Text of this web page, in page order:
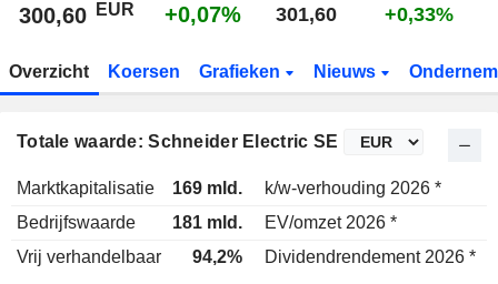
300,60 EUR +0,07% 301,60 +0,33%
Overzicht Koersen Grafieken Nieuws
Totale waarde: Schneider Electric SE
Marktkapitalisatie 169 mld. k/w-verhouding 2026 *
Bedrijfswaarde
181 mld. EV/omzet 2026 *
Vrij verhandelbaar
94,2% Dividendrendement 2026 *